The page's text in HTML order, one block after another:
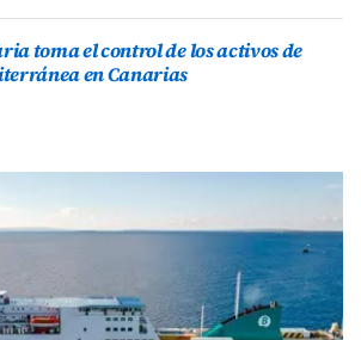
toma el control de los activos de
en Canarias